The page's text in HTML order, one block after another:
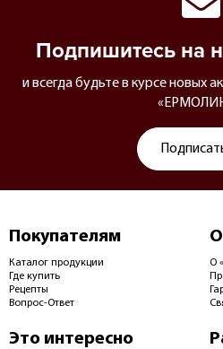
Подпишитесь на
и всегда будьте в курсе новых
Покупателям
Каталог продукции
Где купить
Рецепты
Вопрос-Ответ
О
Это интересно